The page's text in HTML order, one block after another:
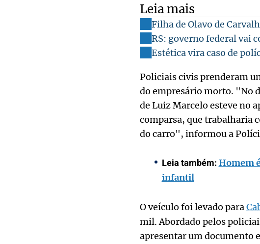
Leia mais
Filha de Olavo de
RS: governo federal vai
Estética vira caso de
Policiais civis prenderam
do empresário morto. "No
de Luiz Marcelo esteve no
comparsa, que trabalharia
do carro", informou a
Leia também: Homem
infantil
O veículo foi levado para
mil. Abordado pelos
apresentar um documento